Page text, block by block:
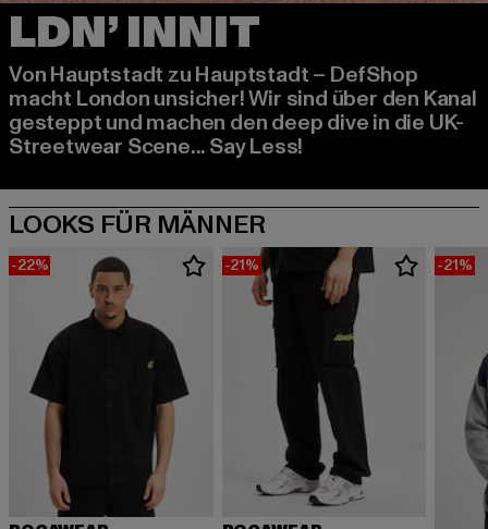
Von Hauptstadt zu Hauptstadt – DefShop
macht London unsicher! Wir sind über den Kanal
gesteppt und machen den deep dive in die UK-
Streetwear Scene... Say Less!
-22% -21% -21%